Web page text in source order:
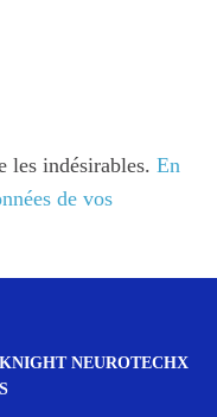
les indésirables.En
de vos
NEUROTECHX